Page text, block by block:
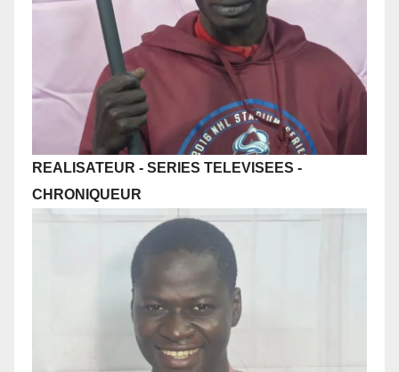
REALISATEUR - SERIES TELEVISEES -
CHRONIQUEUR